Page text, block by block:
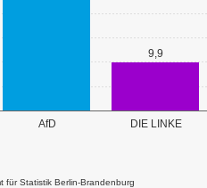
AfD DIE LINKE
9,9
für Statistik Berlin-Brandenburg